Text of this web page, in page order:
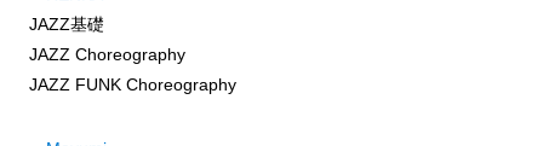
JAZZ基礎
JAZZ Choreography
JAZZ FUNK Choreography